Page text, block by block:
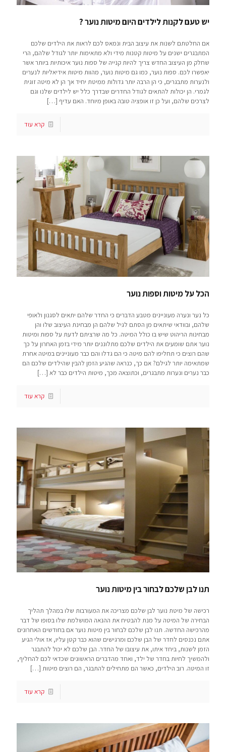
יש טעם לקנות לילדים היום מיטות נוער ?
אם החלטתם לשנות את עיצוב הבית ונמאס לכם לראות את הילדים שלכם
המתבגרים ישנים על מיטות קטנות מידי ולא מתאימות יותר לגודל שלהם, הרי
שחלק מן העיצוב החדש צריך להיות קנייה של ספות נוער איכותיות ביותר אשר
יאפשרו לכם. ספות נוער, כמו גם מיטות נוער, מהוות מיטות אידיאליות לנערים
ולנערות מתבגרים, כי הן הרבה יותר גדולות ממיטת יחיד אך הן לא מיטה זוגית
לגמרי. הן יכולות להתאים לגודל החדרים שבדרך כלל יש לילדים שלנו וגם
לצרכים שלהם, ועל כן זו אופציה טובה באופן מיוחד. האם עדיף […]
קרא עוד
הכל על מיטות וספות נוער
כל נער ונערה מעוניינים מטבע הדברים כי החדר שלהם יתאים לסגנון ולאופי
שלהם, ובוודאי שיתאים מן הסתם לגיל שלהם הן מבחינת העיצוב שלו והן
מבחינות הריהוט שיש בו כולל המיטה. כל מה שרציתם לדעת על ספות ומיטות
נוער אתם שומעים את הילדים שלכם מתלוננים יותר מידי בזמן האחרון על כך
שהם רוצים כי תחליפו להם מיטה כי הם גדלו והם כבר מעוניינים במיטה אחרת
שמתאימה יותר לגילם? אם כך, כנראה שהגיע הזמן להבין שהילדים שלכם הם
כבר נערים ונערות מתבגרים, וכתוצאה מכך, מיטות הילדים כבר לא […]
קרא עוד
תנו לבן שלכם לבחור בין מיטות נוער
רכישה של מיטת נוער לבן שלכם מצריכה את המעורבות שלו במהלך תהליך
הבחירה של המיטה על מנת להבטיח את ההנאה המושלמת שלו בסופו של דבר
מהרכישה החדשה. תנו לבן שלכם לבחור בין מיטות נוער אם בחודשים האחרונים
אתם נכנסים לחדר של הבן שלכם ומרגישים שהוא כבר קטן עליו, אז אולי הגיע
הזמן לשנות, ביחד איתו, את עיצובו של החדר. הבן שלכם לא יכול להתבגר
ולהמשיך לחיות בחדר של ילד, ואחד מהדברים הראשונים שכדאי לכם להחליף,
זו המיטה. רוב הילדים, כאשר הם מתחילים להתבגר, הם רוצים מיטות […]
קרא עוד